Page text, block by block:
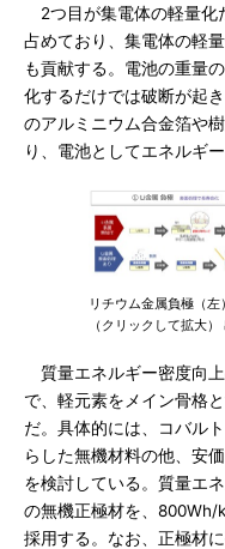
2つ目が集電体の軽量化
占めており、集電体の軽
も貢献する。電池の重量
化するだけでは破断が起
のアルミニウム合金箔や
り、電池としてエネルギ
リチウム金属負極（
（クリックして拡大
質量エネルギー密度向
で、軽元素をメイン骨格
だ。具体的には、コバル
らした無機材料の他、安
を検討している。質量エ
の無機正極材を、800Wh/
採用する。なお、正極材